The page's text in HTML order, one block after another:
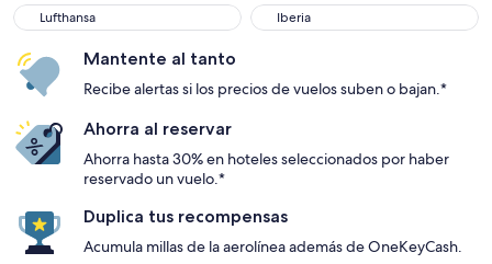
Lufthansa
Iberia
Mantente al tanto
Recibe alertas si los precios de vuelos suben o bajan.*
Ahorra al reservar
Ahorra hasta 30% en hoteles seleccionados por haber
reservado un vuelo.*
Duplica tus recompensas
Acumula millas de la aerolínea además de OneKeyCash.